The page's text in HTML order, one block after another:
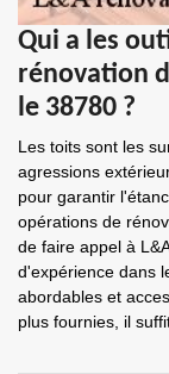
Qui a les
rénovation
le 38780 ?
Les toits sont les
agressions
pour garantir
opérations de
de faire appel à
d'expérience dans
abordables et
plus fournies, il